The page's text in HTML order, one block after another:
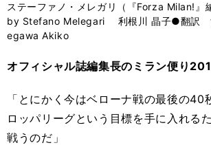
バ
ステーファノ・メレガリ（『Forza Milan!
by Stefano Melegari 利根川 晶子●翻訳
egawa Akiko
オフィシャル誌編集長のミラン便り
「とにかく今はベローナ戦の最後の40
ロッパリーグという目標を手に入れる
戦うのだ」